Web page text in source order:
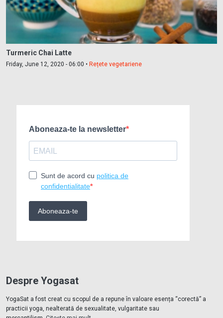
Turmeric Chai Latte
Friday, June 12, 2020 - 06:00 • Rețete vegetariene
Despre Yogasat
YogaSat a fost creat cu scopul de a repune în valoare esența “corectă” a
practicii yoga, nealterată de sexualitate, vulgaritate sau